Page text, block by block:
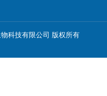
科技有限公司 版权所有